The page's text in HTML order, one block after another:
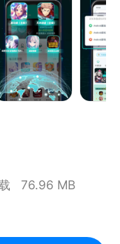
低延迟、防止卡
超维抗丢包技
并发加速引擎支持
速的繁琐！
深度游戏汉化，一
化为简体中文！
76.96 MB